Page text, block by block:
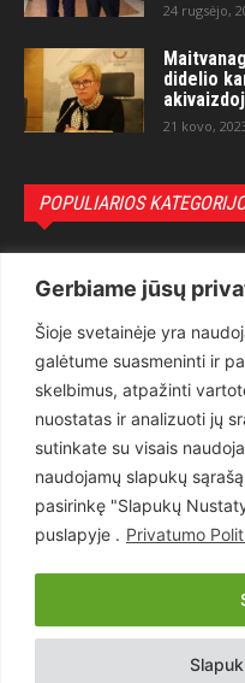
Gerbiame jūsų
Šioje svetainėje yra
galėtume suasmeninti ir
skelbimus, atpažinti
nuostatas ir analizuoti jų
sutinkate su visais
naudojamų slapukų
pasirinkę "Slapukų
puslapyje . Privatumo
24 rugsėjo,
didelio
21 kovo,
POPULIARIOS
Teisėsauga
Aktualu
Lietuva
Pasaulis
Статьи на русском
Articles in english
Copyright © 2026 UAB